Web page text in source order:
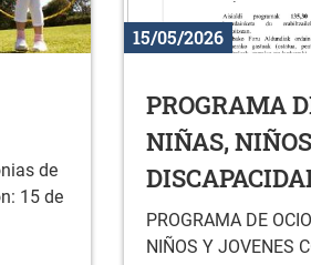
de
15 de
15/05/2026
PROGRAMA
NIÑAS,
PROGRAMA DE
NIÑOS Y JOVENES